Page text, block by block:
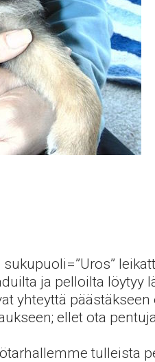
ja pelloilta löytyy
yhteyttä
ellet ota
tulleista